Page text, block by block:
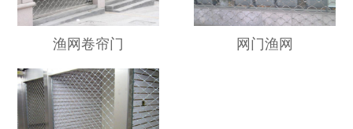
渔网卷帘门 网门渔网